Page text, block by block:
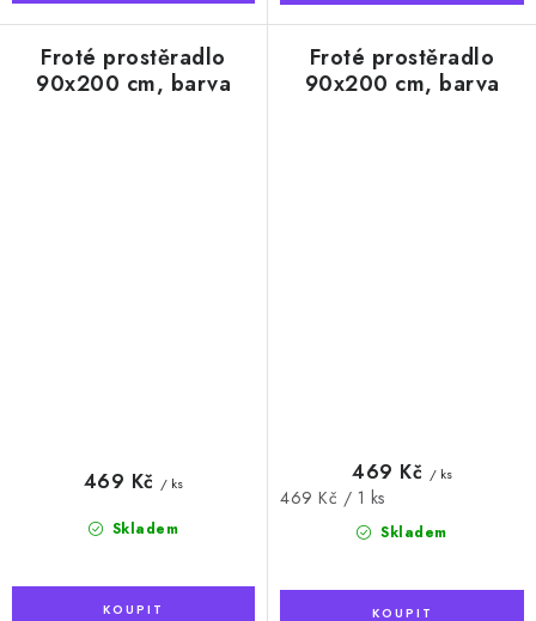
Froté prostěradlo
90x200 cm, barva
Skladem
469 Kč / ks
Froté prostěradlo
90x200 cm, barva
Skladem
469 Kč / ks
Měrná
469 Kč / 1 ks